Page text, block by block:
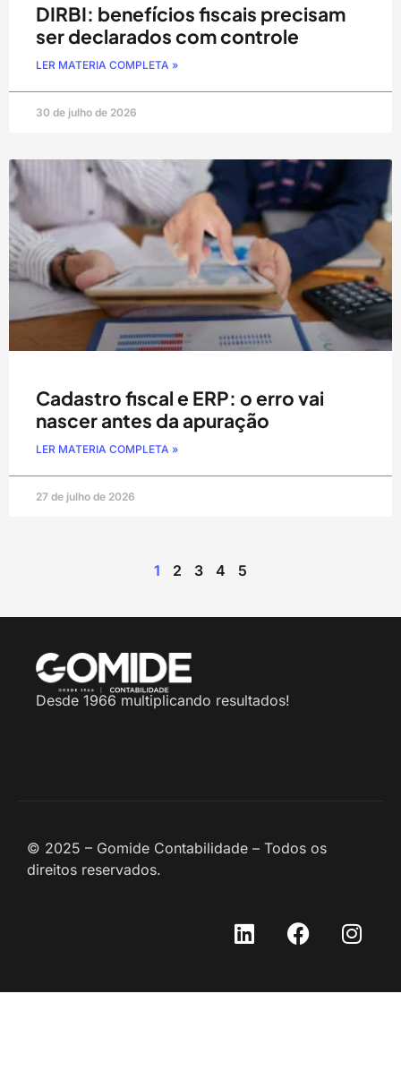
DIRBI: benefícios fiscais precisam
ser declarados com controle
LER MATERIA COMPLETA »
30 de julho de 2026
Cadastro fiscal e ERP: o erro vai
nascer antes da apuração
LER MATERIA COMPLETA »
27 de julho de 2026
1 2 3 4 5
Desde 1966 multiplicando resultados!
© 2025 – Gomide Contabilidade – Todos os
direitos reservados.